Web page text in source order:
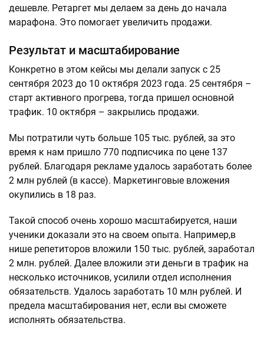
дешевле. Ретаргет мы делаем за день до начала
марафона. Это помогает увеличить продажи.
Результат и масштабирование
Конкретно в этом кейсы мы делали запуск с 25
сентября 2023 до 10 октября 2023 года. 25 сентября –
старт активного прогрева, тогда пришел основной
трафик. 10 октября – закрылись продажи.
Мы потратили чуть больше 105 тыс. рублей, за это
время к нам пришло 770 подписчика по цене 137
рублей. Благодаря рекламе удалось заработать более
2 млн рублей (в кассе). Маркетинговые вложения
окупились в 18 раз.
Такой способ очень хорошо масштабируется, наши
ученики доказали это на своем опыта. Например,в
нише репетиторов вложили 150 тыс. рублей, заработал
2 млн. рублей. Далее вложили эти деньги в трафик на
несколько источников, усилили отдел исполнения
обязательств. Удалось заработать 10 млн рублей. И
предела масштабирования нет, если вы сможете
исполнять обязательства.